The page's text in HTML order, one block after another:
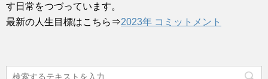
す日常をつづっています。
最新の人生目標はこちら⇒2023年 コミットメント